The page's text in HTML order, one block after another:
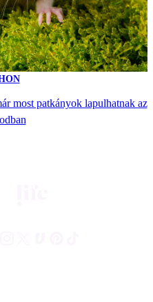
most patkányok lapulhatnak az